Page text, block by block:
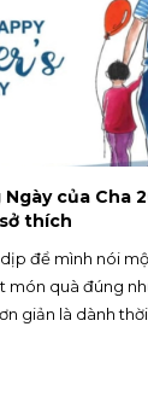
Ngày của Cha
thích
để mình nói
món quà đúng
giản là dành
6) — rất tiện để cả
một buổi.